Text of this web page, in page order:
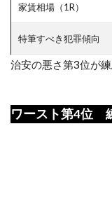
家賃相場（1R）
特筆すべき犯罪傾向
治安の悪さ第3位が
ワースト第4位